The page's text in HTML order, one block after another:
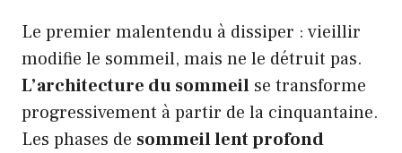
Le premier malentendu à dissiper : vieillir
modifie le sommeil, mais ne le détruit pas.
L’architecture du sommeil se transforme
progressivement à partir de la cinquantaine.
Les phases de sommeil lent profond